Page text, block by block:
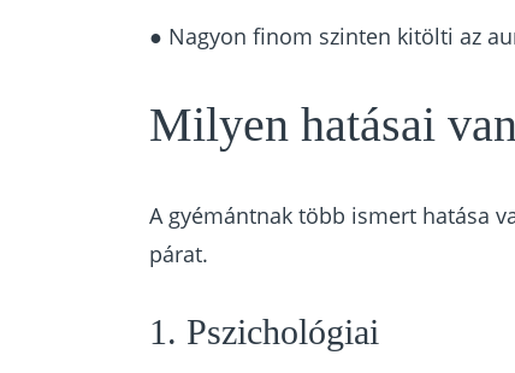
● Nagyon finom szinten kitölti az
Milyen hatásai
A gyémántnak több ismert hatása
párat.
1. Pszichológiai